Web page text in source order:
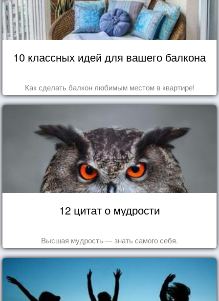
10 классных идей для вашего балкона
Как сделать балкон любимым местом в квартире!
12 цитат о мудрости
Высшая мудрость — знать самого себя.